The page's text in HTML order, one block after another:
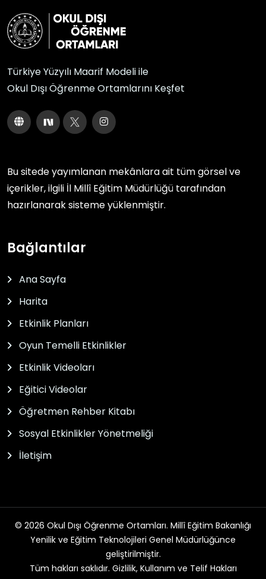
Türkiye Yüzyılı Maarif Modeli ile
Okul Dışı Öğrenme Ortamlarını Keşfet
Bu sitede yayımlanan mekânlara ait tüm görsel ve
içerikler, ilgili İl Millî Eğitim Müdürlüğü tarafından
hazırlanarak sisteme yüklenmiştir.
Bağlantılar
Ana Sayfa
Harita
Etkinlik Planları
Oyun Temelli Etkinlikler
Etkinlik Videoları
Eğitici Videolar
Öğretmen Rehber Kitabı
Sosyal Etkinlikler Yönetmeliği
İletişim
© 2026 Okul Dışı Öğrenme Ortamları. Millî Eğitim Bakanlığı
Yenilik ve Eğitim Teknolojileri Genel Müdürlüğünce
geliştirilmiştir.
Tüm hakları saklıdır. Gizlilik, Kullanım ve Telif Hakları